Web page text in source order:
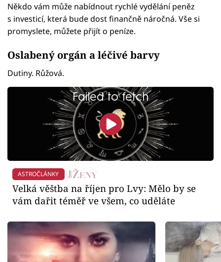
Někdo vám může nabídnout rychlé vydělání peněz
s investicí, která bude dost finančně náročná. Vše si
promyslete, můžete přijít o peníze.
Oslabený orgán a léčivé barvy
Dutiny. Růžová.
Failed to fetch
ASTROČLÁNKY
Velká věštba na říjen pro Lvy: Mělo by se
vám dařit téměř ve všem, co uděláte